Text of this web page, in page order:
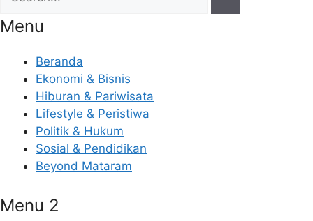
Menu
Beranda
Ekonomi & Bisnis
Hiburan & Pariwisata
Lifestyle & Peristiwa
Politik & Hukum
Sosial & Pendidikan
Beyond Mataram
Menu 2